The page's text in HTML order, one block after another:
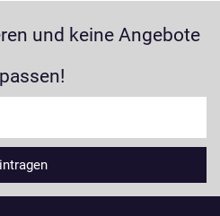
und keine Angebote